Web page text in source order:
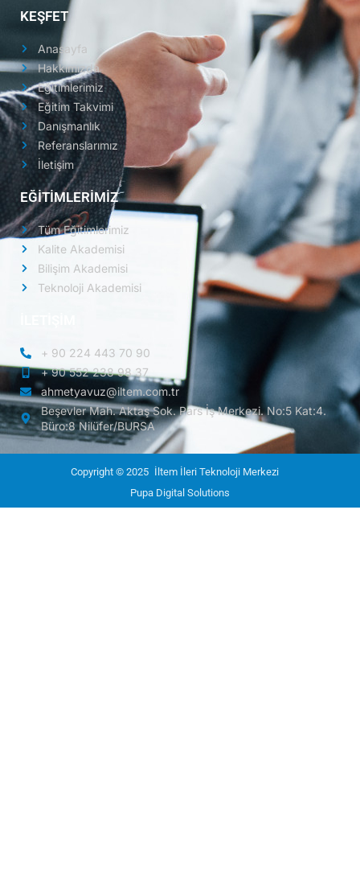
KEŞFET
Anasayfa
Hakkımızda
Eğitimlerimiz
Eğitim Takvimi
Danışmanlık
Referanslarımız
İletişim
EĞİTİMLERİMİZ
Tüm Eğitimlerimiz
Kalite Akademisi
Bilişim Akademisi
Teknoloji Akademisi
+ 90 224 443 70 90
+ 90 552 238 98 37
ahmetyavuz@iltem.com.tr
Beşevler Mah. Aktaş Sok. Pars İş Merkezi. No:5 Kat:4.
Büro:8 Nilüfer/BURSA
Copyright © 2025 İltem İleri Teknoloji Merkezi
Pupa Digital Solutions